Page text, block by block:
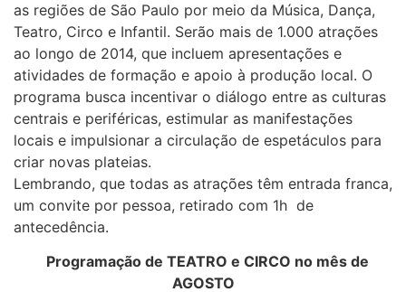
as regiões de São Paulo por meio da Música, Dança,
Teatro, Circo e Infantil. Serão mais de 1.000 atrações
ao longo de 2014, que incluem apresentações e
atividades de formação e apoio à produção local. O
programa busca incentivar o diálogo entre as culturas
centrais e periféricas, estimular as manifestações
locais e impulsionar a circulação de espetáculos para
criar novas plateias.
Lembrando, que todas as atrações têm entrada franca,
um convite por pessoa, retirado com 1h de
antecedência.
Programação de TEATRO e CIRCO no mês de
AGOSTO